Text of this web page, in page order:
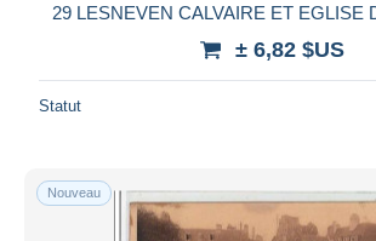
29 LESNEVEN CALVAIRE ET EGLISE
± 6,82 $US
Statut
Nouveau